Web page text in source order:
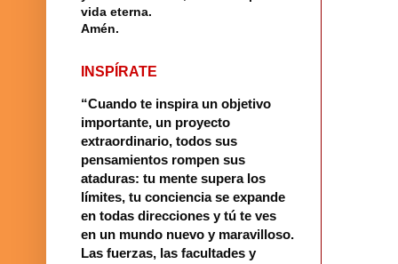
vida eterna.
Amén.
INSPÍRATE
“Cuando te inspira un objetivo
importante, un proyecto
extraordinario, todos sus
pensamientos rompen sus
ataduras: tu mente supera los
límites, tu conciencia se expande
en todas direcciones y tú te ves
en un mundo nuevo y maravilloso.
Las fuerzas, las facultades y